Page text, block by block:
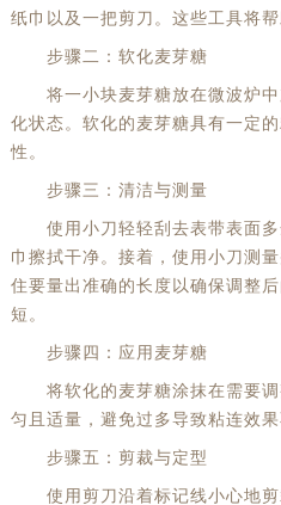
纸巾以及一把剪刀。这些工具将
步骤二：软化麦芽糖
将一小块麦芽糖放在微波炉中
化状态。软化的麦芽糖具有一定
性。
步骤三：清洁与测量
使用小刀轻轻刮去表带表面多
巾擦拭干净。接着，使用小刀测
住要量出准确的长度以确保调整
短。
步骤四：应用麦芽糖
将软化的麦芽糖涂抹在需要调
匀且适量，避免过多导致粘连效果
步骤五：剪裁与定型
使用剪刀沿着标记线小心地剪